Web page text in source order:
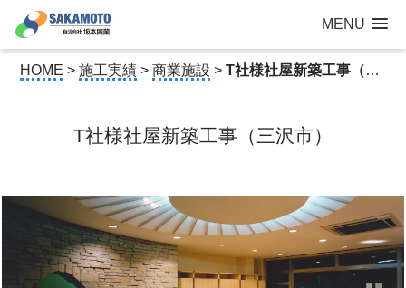
MENU
建設工事なら青森県三沢市の建設会社【有限会社 坂本興業 】
公共建築から住宅建築・土木工事・防犯カメラまで
HOME >施工実績 >商業施設 >T社様社屋新築工事（三沢市）
T社様社屋新築工事（三沢市）